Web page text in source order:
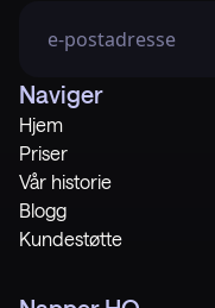
Naviger
Hjem
Priser
Vår historie
Blogg
Kundestøtte